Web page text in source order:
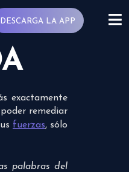
DESCARGA LA APP
exactamente
remediar
fuerzas, sólo
palabras del